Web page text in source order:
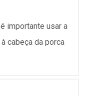
importante usar a
cabeça da porca